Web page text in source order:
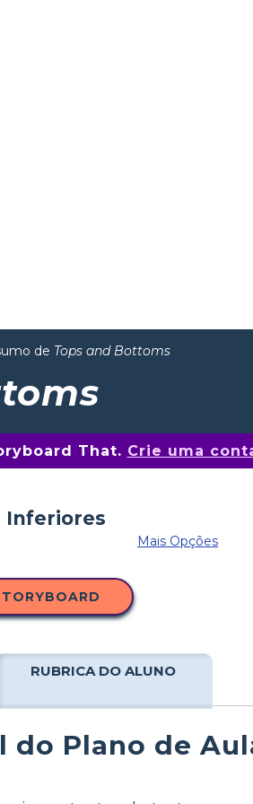
de Tops and Bottoms
That. Crie uma
Mais Opções
RUBRICA DO ALUNO
do Plano de